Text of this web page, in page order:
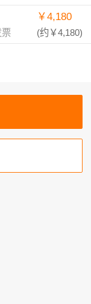
票
￥4,180
(约￥4,180)